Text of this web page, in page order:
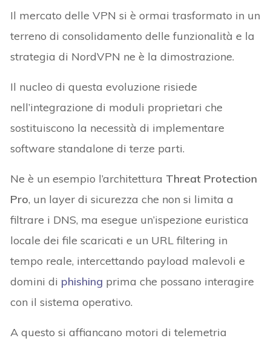
Il mercato delle VPN si è ormai trasformato in un
terreno di consolidamento delle funzionalità e la
strategia di NordVPN ne è la dimostrazione.
Il nucleo di questa evoluzione risiede
nell’integrazione di moduli proprietari che
sostituiscono la necessità di implementare
software standalone di terze parti.
Ne è un esempio l’architettura Threat Protection
Pro, un layer di sicurezza che non si limita a
filtrare i DNS, ma esegue un’ispezione euristica
locale dei file scaricati e un URL filtering in
tempo reale, intercettando payload malevoli e
domini di phishing prima che possano interagire
con il sistema operativo.
A questo si affiancano motori di telemetria